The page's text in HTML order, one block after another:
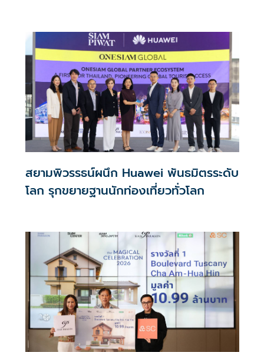
สยามพิวรรธน์ผนึก Huawei พันธมิตรระดับ
โลก รุกขยายฐานนักท่องเที่ยวทั่วโลก